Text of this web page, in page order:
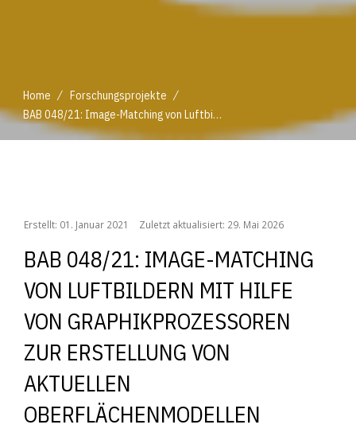
Home / Forschungsprojekte /
BAB 048/21: Image-Matching von Luftbildern mit Hilfe von Graphikprozessoren zur Erstellung von aktuellen Oberflächenmodellen
Erstellt: 01. Januar 2021 Zuletzt aktualisiert: 29. Mai 2026
BAB 048/21: IMAGE-MATCHING
VON LUFTBILDERN MIT HILFE
VON GRAPHIKPROZESSOREN
ZUR ERSTELLUNG VON
AKTUELLEN
OBERFLÄCHENMODELLEN